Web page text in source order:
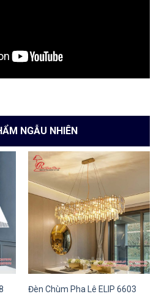
NGẪU NHIÊN
Đèn Chùm Pha Lê ELIP 6603